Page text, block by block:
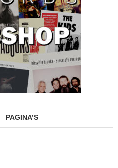
PAGINA’S